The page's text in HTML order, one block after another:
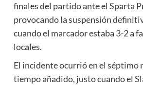
finales del partido ante el Sparta
provocando la suspensión
cuando el marcador estaba 3-2 a
locales.
El incidente ocurrió en el séptimo
tiempo añadido, justo cuando el